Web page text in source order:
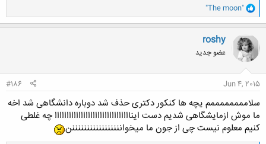
و
ا
ک
ن
ش
ه
"The moon"
roshy
عضو جدید
Jun 4, 2015
#186
سلاممممممممم یچه ها کنکور دکتری حذف شد دوباره دانشگاهی شد اخه
ما موش ازمایشگاهی شدیم دست ایناااااااااااااااااااااااااااااااا چه غلطی
کنیم معلوم نیست چی از جون ما میخوانننننننننننننننننن